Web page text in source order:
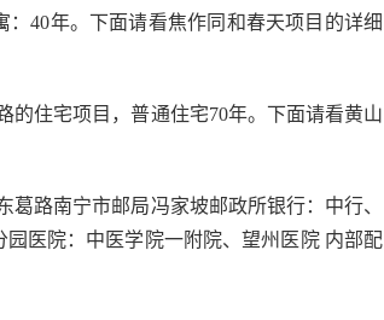
：40年。下面请看焦作同和春天项目的详细
的住宅项目，普通住宅70年。下面请看黄山
路南宁市邮局冯家坡邮政所银行：中行、
医院：中医学院一附院、望州医院 内部配